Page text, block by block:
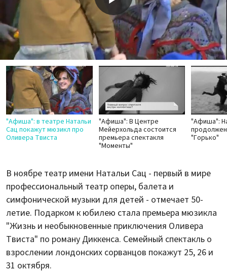
Play
Video
"Афиша": в театре Натальи
Сац покажут мюзикл про
Оливера Твиста
"Афиша": В Центре
Мейерхольда состоится
премьера спектакля
"Моменты"
"Афиша":
"Горько"
В ноябре театр имени Натальи Сац - первый в мире
профессиональный театр оперы, балета и
симфонической музыки для детей - отмечает 50-
летие. Подарком к юбилею стала премьера мюзикла
"Жизнь и необыкновенные приключения Оливера
Твиста" по роману Диккенса. Семейный спектакль о
взрослении лондонских сорванцов покажут 25, 26 и
31 октября.